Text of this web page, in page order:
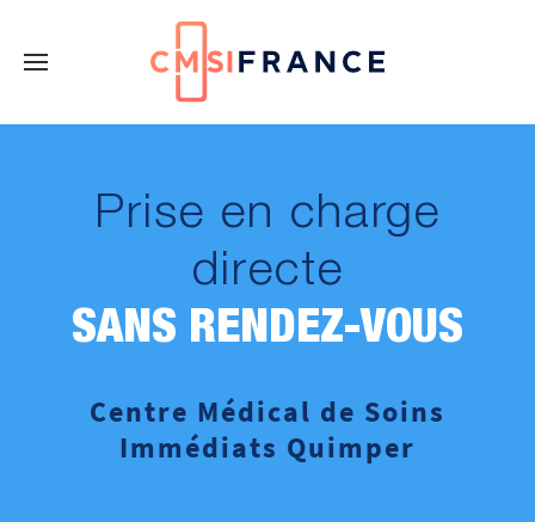
Prise en charge
directe
SANS RENDEZ-VOUS
Centre Médical de Soins
Immédiats Quimper